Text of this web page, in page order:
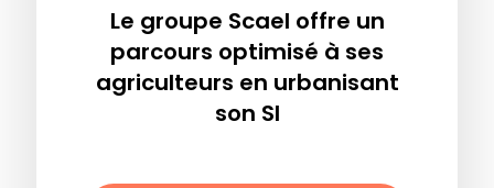
Le groupe Scael offre un
parcours optimisé à ses
agriculteurs en urbanisant
son SI